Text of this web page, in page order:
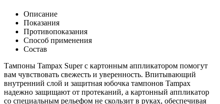
Описание
Показания
Противопоказания
Способ применения
Состав
Тампоны Tampax Super с картонным аппликатором помогут
вам чувствовать свежесть и уверенность. Впитывающий
внутренний слой и защитная юбочка тампонов Tampax
надежно защищают от протеканий, а картонный аппликатор
со специальным рельефом не скользит в руках, обеспечивая